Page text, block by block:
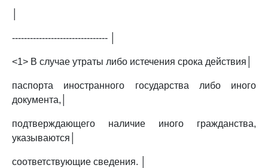
-------------------------------- │
<1> В случае утраты либо истечения срока действия│
паспорта иностранного государства либо иного
документа,│
подтверждающего наличие иного гражданства,
указываются│
соответствующие сведения. │